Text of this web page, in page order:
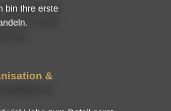
bin Ihre erste
&